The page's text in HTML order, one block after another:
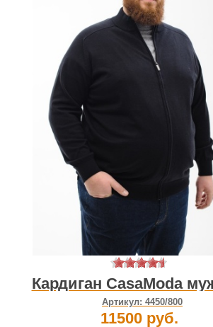
Кардиган CasaModa
Артикул: 4450/800
11500 руб.